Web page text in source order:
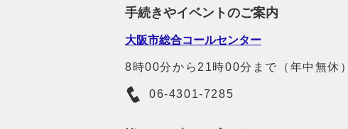
手続きやイベントのご案内
大阪市総合コールセンター
8時00分から21時00分まで（年中無休）
06-4301-7285